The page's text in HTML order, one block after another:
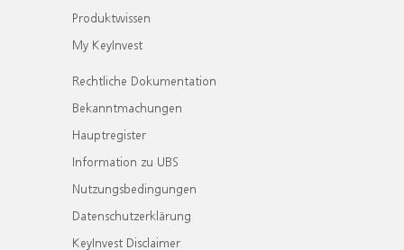
Produktwissen
My KeyInvest
Rechtliche Dokumentation
Bekanntmachungen
Hauptregister
Information zu UBS
Nutzungsbedingungen
Datenschutzerklärung
KeyInvest Disclaimer